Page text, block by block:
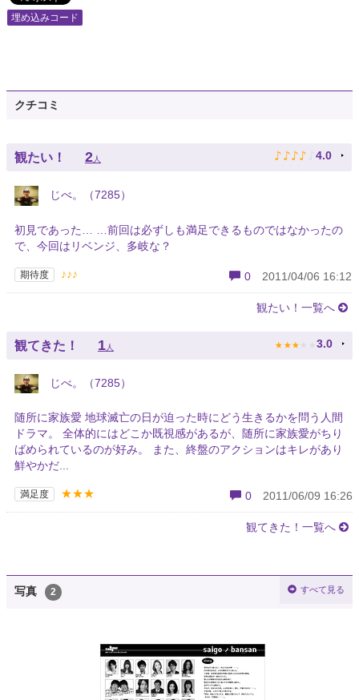
埋め込みコード
クチコミ
観たい！ 2人 ♪ ♪ ♪ ♪ ♪ 4.0
じべ。（7285）
初見であった… …前回は必ずしも満足できるものではなかったの
で、今回はリベンジ、多岐な？
期待度 ♪♪♪ 0 2011/04/06 16:12
観たい！一覧へ
観てきた！ 1 人 ★ ★ ★ ★ ★ 3.0
じべ。（7285）
随所に家族愛 地球滅亡の日が迫った時にどう生きるかを問う人間
ドラマ。 全体的にはどこか既視感があるが、随所に家族愛がちり
ばめられているのが好み。 また、終盤のアクションはキレがあり
鮮やかだ...
満足度 ★★★ 0 2011/06/09 16:26
観てきた！一覧へ
写真 2 すべて見る